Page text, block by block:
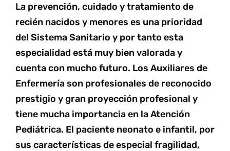
La prevención, cuidado y tratamiento de
recién nacidos y menores es una prioridad
del Sistema Sanitario y por tanto esta
especialidad está muy bien valorada y
cuenta con mucho futuro. Los Auxiliares de
Enfermería son profesionales de reconocido
prestigio y gran proyección profesional y
tiene mucha importancia en la Atención
Pediátrica. El paciente neonato e infantil, por
sus características de especial fragilidad,